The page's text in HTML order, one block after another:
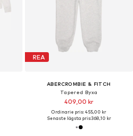
REA
ABERCROMBIE & FITCH
Tapered Byxa
409,00 kr
Ordinarie pris: 455,00 kr
Senaste lägsta pris:368,10 kr